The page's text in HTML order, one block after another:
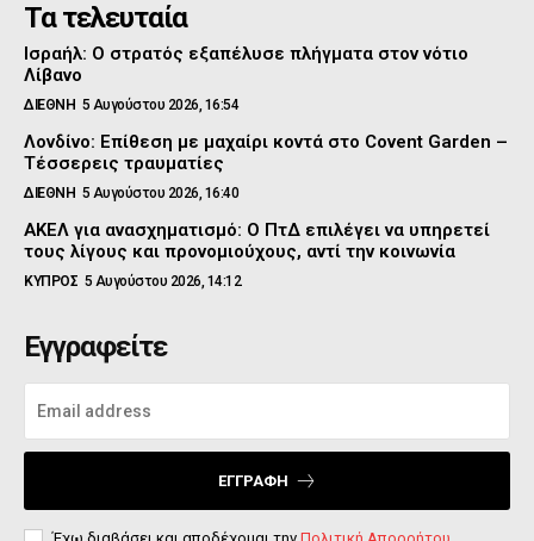
Τα τελευταία
Ισραήλ: Ο στρατός εξαπέλυσε πλήγματα στον νότιο
Λίβανο
ΔΙΕΘΝΗ 5 Αυγούστου 2026, 16:54
Λονδίνο: Επίθεση με μαχαίρι κοντά στο Covent Garden –
Τέσσερεις τραυματίες
ΔΙΕΘΝΗ 5 Αυγούστου 2026, 16:40
ΑΚΕΛ για ανασχηματισμό: Ο ΠτΔ επιλέγει να υπηρετεί
τους λίγους και προνομιούχους, αντί την κοινωνία
ΚΥΠΡΟΣ 5 Αυγούστου 2026, 14:12
Εγγραφείτε
ΕΓΓΡΑΦΉ